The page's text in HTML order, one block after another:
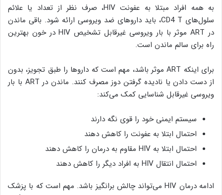
به همه افراد مبتلا به عفونت HIV، صرف نظر از تعداد یا علائم
سلول‌های CD4 T، باید داروهای ضد ویروسی ارائه شود. باقی ماندن
در ART موثر با بار ویروسی غیرقابل تشخیص HIV در خون بهترین
راه برای سالم ماندن است.
برای اینکه ART موثر باشد، مهم است که داروها را طبق تجویز، بدون
از دست دادن یا نادیده گرفتن دوز مصرف کنند. ماندن در ART با بار
ویروسی غیرقابل شناسایی کمک می‌کند:
سیستم ایمنی خود را قوی نگه دارند
احتمال ابتلا به عفونت را کاهش دهند
احتمال ابتلا به HIV مقاوم به درمان را کاهش دهند
احتمال انتقال HIV به افراد دیگر را کاهش دهند
ادامه درمان HIV می‌تواند چالش برانگیز باشد. مهم است که با پزشک